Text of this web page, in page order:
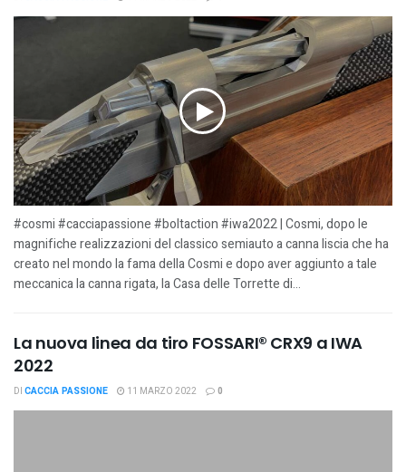
#cosmi #cacciapassione #boltaction #iwa2022 | Cosmi, dopo le
magnifiche realizzazioni del classico semiauto a canna liscia che ha
creato nel mondo la fama della Cosmi e dopo aver aggiunto a tale
meccanica la canna rigata, la Casa delle Torrette di...
La nuova linea da tiro FOSSARI® CRX9 a IWA
2022
DI CACCIA PASSIONE 11 MARZO 2022 0